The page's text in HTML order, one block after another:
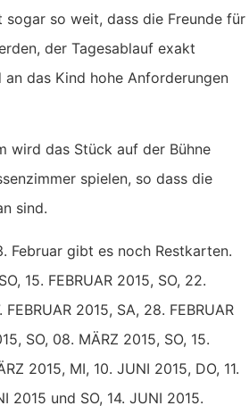
sogar so weit, dass die Freunde für
der Tagesablauf exakt
das Kind hohe Anforderungen
wird das Stück auf der Bühne
spielen, so dass die
sind.
Februar gibt es noch Restkarten.
15. FEBRUAR 2015, SO, 22.
FEBRUAR 2015, SA, 28. FEBRUAR
SO, 08. MÄRZ 2015, SO, 15.
2015, MI, 10. JUNI 2015, DO, 11.
2015 und SO, 14. JUNI 2015.